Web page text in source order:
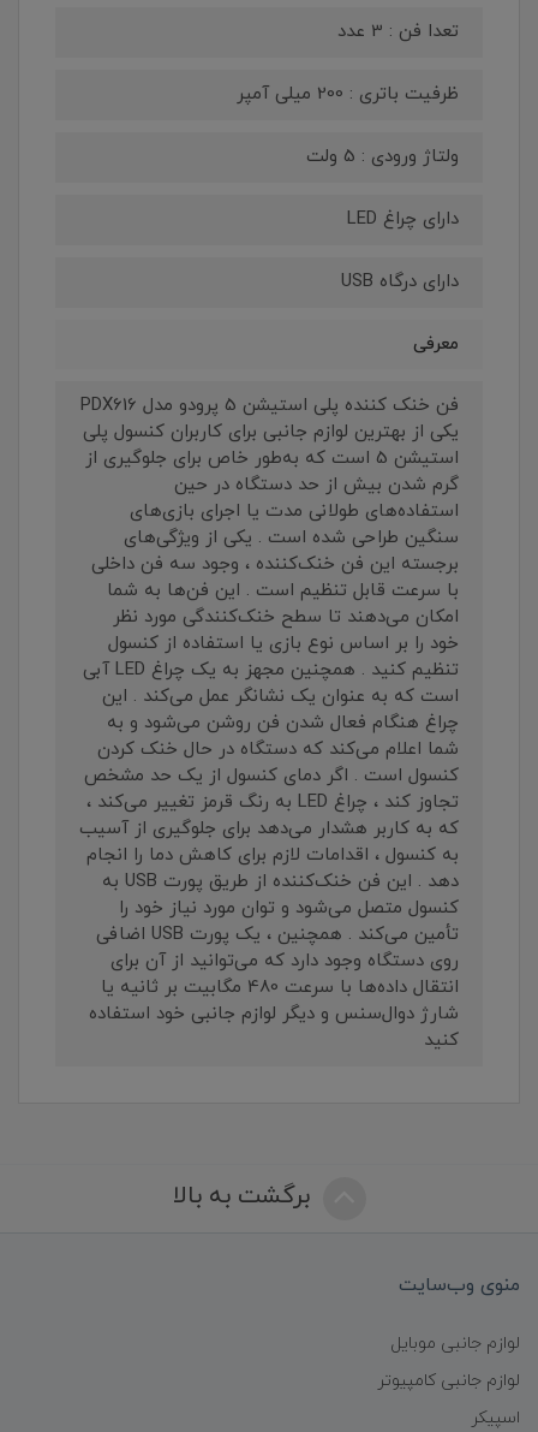
تعدا فن : 3 عدد
ظرفیت باتری : 200 میلی آمپر
ولتاژ ورودی : 5 ولت
دارای چراغ LED
دارای درگاه USB
معرفی
فن خنک کننده پلی استیشن 5 پرودو مدل PDX616
یکی از بهترین لوازم جانبی برای کاربران کنسول پلی
استیشن 5 است که به‌طور خاص برای جلوگیری از
گرم شدن بیش از حد دستگاه در حین
استفاده‌های طولانی مدت یا اجرای بازی‌های
سنگین طراحی شده است . یکی از ویژگی‌های
برجسته این فن خنک‌کننده ، وجود سه فن داخلی
با سرعت قابل تنظیم است . این فن‌ها به شما
امکان می‌دهند تا سطح خنک‌کنندگی مورد نظر
خود را بر اساس نوع بازی یا استفاده از کنسول
تنظیم کنید . همچنین مجهز به یک چراغ LED آبی
است که به عنوان یک نشانگر عمل می‌کند . این
چراغ هنگام فعال شدن فن روشن می‌شود و به
شما اعلام می‌کند که دستگاه در حال خنک کردن
کنسول است . اگر دمای کنسول از یک حد مشخص
تجاوز کند ، چراغ LED به رنگ قرمز تغییر می‌کند ،
که به کاربر هشدار می‌دهد برای جلوگیری از آسیب
به کنسول ، اقدامات لازم برای کاهش دما را انجام
دهد . این فن خنک‌کننده از طریق پورت USB به
کنسول متصل می‌شود و توان مورد نیاز خود را
تأمین می‌کند . همچنین ، یک پورت USB اضافی
روی دستگاه وجود دارد که می‌توانید از آن برای
انتقال داده‌ها با سرعت 480 مگابیت بر ثانیه یا
شارژ دوال‌سنس و دیگر لوازم جانبی خود استفاده
کنید
برگشت به بالا
منوی وب‌سایت
لوازم جانبی موبایل
لوازم جانبی کامپیوتر
اسپیکر